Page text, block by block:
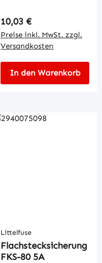
Regulärer Preis:
10,03 €
Preise inkl. MwSt. zzgl.
Versandkosten
In den Warenkorb
Littelfuse
Flachstecksicherung
FKS-80 5A